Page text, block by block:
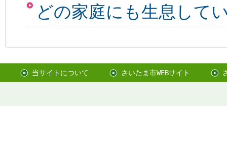
どの家庭にも生息して
当サイトについて さいたま市WEBサイト